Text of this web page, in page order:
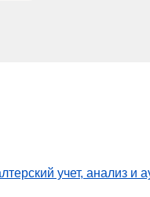
учет, анализ и